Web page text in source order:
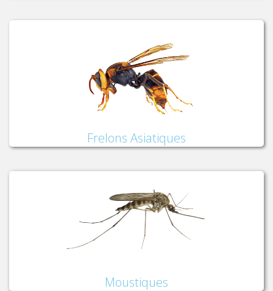
Frelons Asiatiques
Moustiques